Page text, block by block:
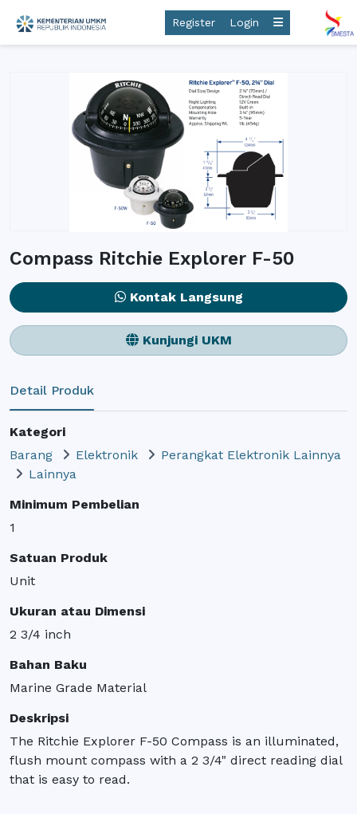
Register Login
Compass Ritchie Explorer F-50
Kontak Langsung
Kunjungi UKM
Detail Produk
Kategori
Barang
Elektronik
Perangkat Elektronik Lainnya
Lainnya
Minimum Pembelian
1
Satuan Produk
Unit
Ukuran atau Dimensi
2 3/4 inch
Bahan Baku
Marine Grade Material
Deskripsi
The Ritchie Explorer F-50 Compass is an illuminated,
flush mount compass with a 2 3/4" direct reading dial
that is easy to read.